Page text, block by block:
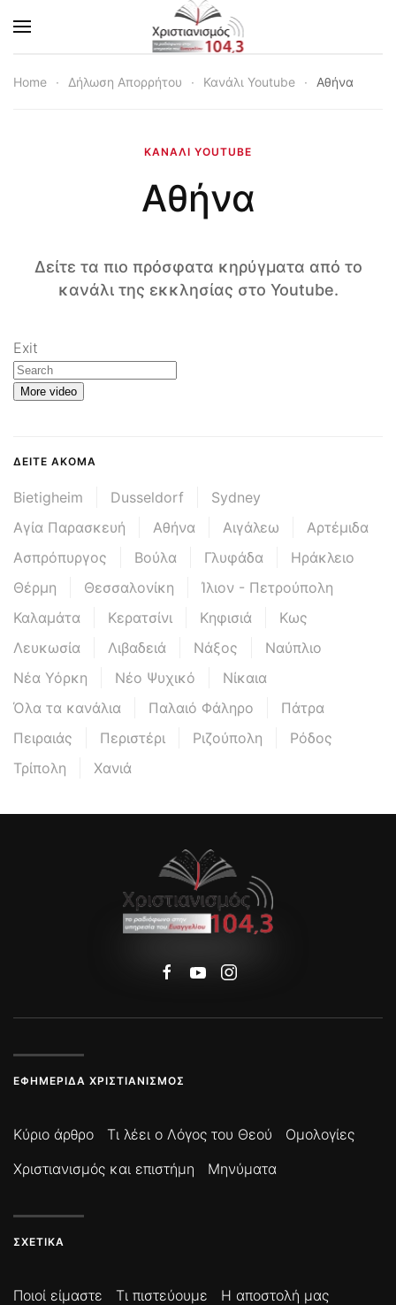
Skip to main content
Home Δήλωση Απορρήτου Κανάλι Youtube Αθήνα
ΚΑΝΆΛΙ YOUTUBE
Αθήνα
Δείτε τα πιο πρόσφατα κηρύγματα από το
κανάλι της εκκλησίας στο Youtube.
Exit
More video
ΔΕΊΤΕ ΑΚΌΜΑ
Bietigheim Dusseldorf
Sydney
Αγία Παρασκευή
Αθήνα Αιγάλεω
Αρτέμιδα
Ασπρόπυργος
Βούλα Γλυφάδα
Ηράκλειο
Θέρμη
Θεσσαλονίκη
Ίλιον - Πετρούπολη
Καλαμάτα
Κερατσίνι Κηφισιά
Κως
Λευκωσία
Λιβαδειά Νάξος
Ναύπλιο
Νέα Υόρκη
Νέο Ψυχικό
Νίκαια
Όλα τα κανάλια
Παλαιό Φάληρο
Πάτρα
Πειραιάς
Περιστέρι Ριζούπολη
Ρόδος
Τρίπολη
Χανιά
ΕΦΗΜΕΡΊΔΑ ΧΡΙΣΤΙΑΝΙΣΜΌΣ
Κύριο άρθρο Τι λέει ο Λόγος του Θεού
Ομολογίες
Χριστιανισμός και επιστήμη
Μηνύματα
ΣΧΕΤΙΚΆ
Ποιοί είμαστε Τι πιστεύουμε Η αποστολή μας